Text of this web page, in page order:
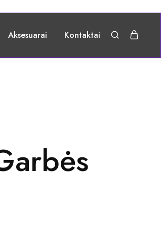
Aksesuarai Kontaktai